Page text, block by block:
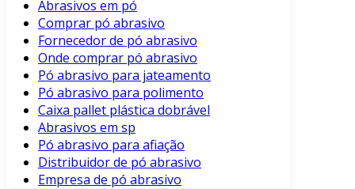
Abrasivos em pó
Comprar pó abrasivo
Fornecedor de pó abrasivo
Onde comprar pó abrasivo
Pó abrasivo para jateamento
Pó abrasivo para polimento
Caixa pallet plástica dobrável
Abrasivos em sp
Pó abrasivo para afiação
Distribuidor de pó abrasivo
Empresa de pó abrasivo